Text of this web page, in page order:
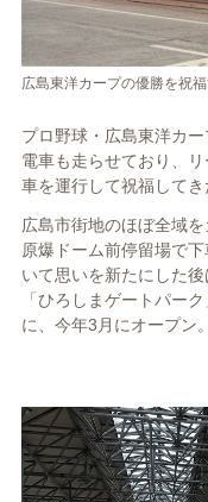
広島東洋カープの優勝を祝
プロ野球・広島東洋カ
電車も走らせており、
車を運行して祝福してき
広島市街地のほぼ全域
原爆ドーム前停留場で
いて思いを新たにした
「ひろしまゲートパー
に、今年3月にオープン